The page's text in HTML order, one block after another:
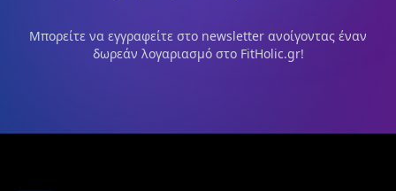
Μπορείτε να εγγραφείτε στο newsletter ανοίγοντας έναν
δωρεάν λογαριασμό στο FitHolic.gr!